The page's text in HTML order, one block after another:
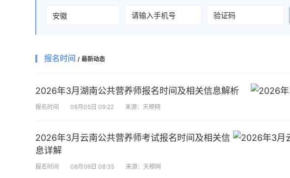
报名时间 / 最新动态
2026年3月湖南公共营养师报名时间及相关信息解析
报名时间 08月05日 09:22 来源：天穆网
2026年3月云南公共营养师考试报名时间及相关信
息详解
报名时间 08月06日 08:35 来源：天穆网